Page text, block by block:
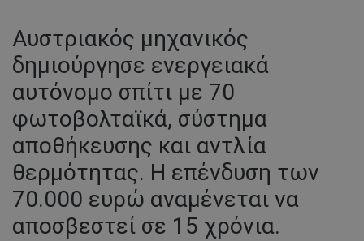
Αυστριακός μηχανικός
δημιούργησε ενεργειακά
αυτόνομο σπίτι με 70
φωτοβολταϊκά, σύστημα
αποθήκευσης και αντλία
θερμότητας. Η επένδυση των
70.000 ευρώ αναμένεται να
αποσβεστεί σε 15 χρόνια.